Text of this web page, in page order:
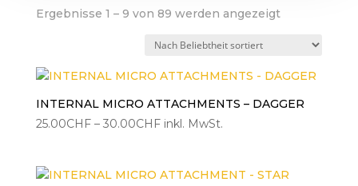
Ergebnisse 1 – 9 von 89 werden angezeigtNach
sortiert
INTERNAL MICRO ATTACHMENTS – DAGGER
25.00CHF – 30.00CHFPreisspanne:
30.00CHF
inkl. MwSt.